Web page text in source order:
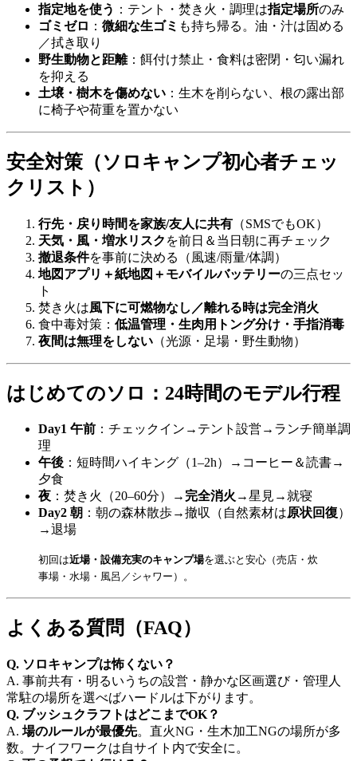
指定地を使う ：テント・焚き火・調理は指定場所のみ
ゴミゼロ ： 微細な生ゴミ も持ち帰る。油・汁は固める
／拭き取り
野生動物と距離：餌付け禁止・食料は密閉・匂い漏れ
を抑える
土壌・樹木を傷めない ：生木を削らない、根の露出部
に椅子や荷重を置かない
安全対策（ソロキャンプ初心者チェッ
クリスト）
行先・戻り時間を家族/友人に共有 （SMSでもOK）
天気・風・増水リスク を前日＆当日朝に再チェック
撤退条件を事前に決める（風速/雨量/体調）
地図アプリ＋紙地図＋モバイルバッテリーの三点セッ
ト
焚き火は風下に可燃物なし／離れる時は完全消火
食中毒対策： 低温管理・生肉用トング分け・手指消毒
夜間は無理をしない （光源・足場・野生動物）
はじめてのソロ：24時間のモデル行程
Day1 午前 ：チェックイン→テント設営→ランチ簡単調
理
午後 ：短時間ハイキング（1–2h）→コーヒー＆読書→
夕食
夜 ：焚き火（20–60分）→ 完全消火 →星見→就寝
Day2 朝 ：朝の森林散歩→撤収（自然素材は原状回復）
→退場
初回は近場・設備充実のキャンプ場を選ぶと安心（売店・炊
事場・水場・風呂／シャワー）。
よくある質問（FAQ）
Q. ソロキャンプは怖くない？
A. 事前共有・明るいうちの設営・静かな区画選び・管理人
常駐の場所を選べばハードルは下がります。
Q. ブッシュクラフトはどこまでOK？
A. 場のルールが最優先。直火NG・生木加工NGの場所が多
数。ナイフワークは自サイト内で安全に。